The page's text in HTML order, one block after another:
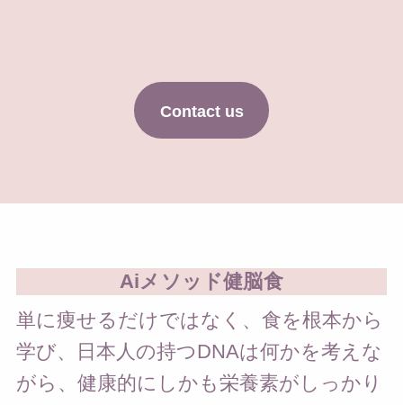
Contact us
Aiメソッド健脳食
単に痩せるだけではなく、食を根本から
学び、日本人の持つDNAは何かを考えな
がら、健康的にしかも栄養素がしっかり